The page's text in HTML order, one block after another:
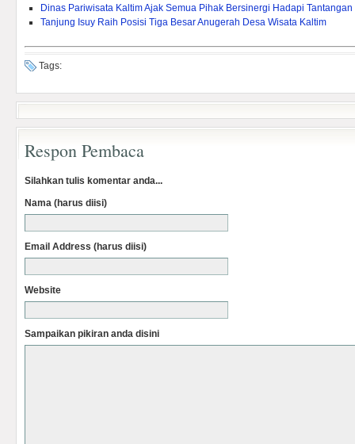
Dinas Pariwisata Kaltim Ajak Semua Pihak Bersinergi Hadapi Tantangan
Tanjung Isuy Raih Posisi Tiga Besar Anugerah Desa Wisata Kaltim
Tags:
Respon Pembaca
Silahkan tulis komentar anda...
Nama (harus diisi)
Email Address (harus diisi)
Website
Sampaikan pikiran anda disini